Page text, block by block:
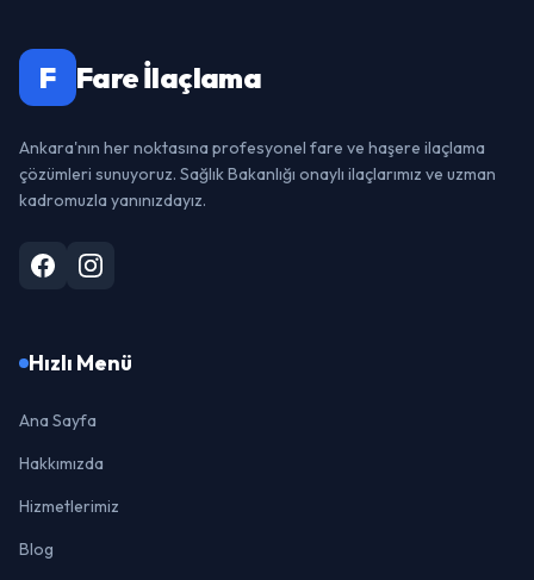
F Fare İlaçlama
Ankara'nın her noktasına profesyonel fare ve haşere ilaçlama
çözümleri sunuyoruz. Sağlık Bakanlığı onaylı ilaçlarımız ve uzman
kadromuzla yanınızdayız.
Hızlı Menü
Ana Sayfa
Hakkımızda
Hizmetlerimiz
Blog